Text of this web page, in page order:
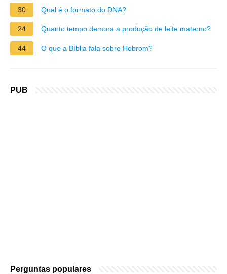
30 Qual é o formato do DNA?
24 Quanto tempo demora a produção de leite materno?
44 O que a Bíblia fala sobre Hebrom?
PUB
Perguntas populares